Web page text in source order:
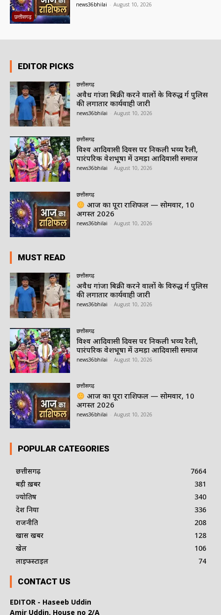
छत्तीसगढ़
news36bhilai - August 10, 2026
EDITOR PICKS
छत्तीसगढ़
अवैध गांजा बिक्री करने वालों के विरुद्ध दुर्ग पुलिस
की लगातार कार्यवाही जारी
news36bhilai August 10, 2026
छत्तीसगढ़
विश्व आदिवासी दिवस पर निकली भव्य रैली,
पारंपरिक वेशभूषा में उमड़ा आदिवासी समाज
news36bhilai August 10, 2026
छत्तीसगढ़
आज का पूरा राशिफल — सोमवार, 10
अगस्त 2026
news36bhilai August 10, 2026
MUST READ
छत्तीसगढ़
अवैध गांजा बिक्री करने वालों के विरुद्ध दुर्ग पुलिस
की लगातार कार्यवाही जारी
news36bhilai August 10, 2026
छत्तीसगढ़
विश्व आदिवासी दिवस पर निकली भव्य रैली,
पारंपरिक वेशभूषा में उमड़ा आदिवासी समाज
news36bhilai August 10, 2026
छत्तीसगढ़
आज का पूरा राशिफल — सोमवार, 10
अगस्त 2026
news36bhilai August 10, 2026
POPULAR CATEGORIES
छत्तीसगढ़
7664
बड़ी ख़बर
381
ज्योतिष
340
देश दुनिया
336
राजनीति
208
खास खबर
128
खेल
106
लाइफस्टाइल
74
CONTACT US
EDITOR - Haseeb Uddin
Amir Uddin, House no 2/A